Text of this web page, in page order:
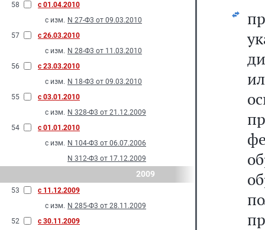
58
с 01.04.2010
с изм. N 27-Ф3 от 09.03.2010
57
с 26.03.2010
с изм. N 28-Ф3 от 11.03.2010
56
с 23.03.2010
с изм. N 18-Ф3 от 09.03.2010
55
с 03.01.2010
с изм. N 328-Ф3 от 21.12.2009
54
с 01.01.2010
с изм. N 104-Ф3 от 06.07.2006
N 312-Ф3 от 17.12.2009
2009
53
с 11.12.2009
с изм. N 285-Ф3 от 28.11.2009
52
с 30.11.2009